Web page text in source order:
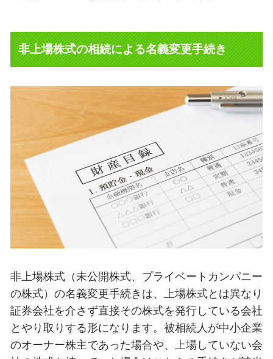
非上場株式の相続による名義変更手続き
非上場株式（未公開株式、プライベートカンパニー
の株式）の名義変更手続きは、上場株式とは異なり
証券会社を介さず直接その株式を発行している会社
とやり取りする形になります。被相続人が中小企業
のオーナー株主であった場合や、上場していない会